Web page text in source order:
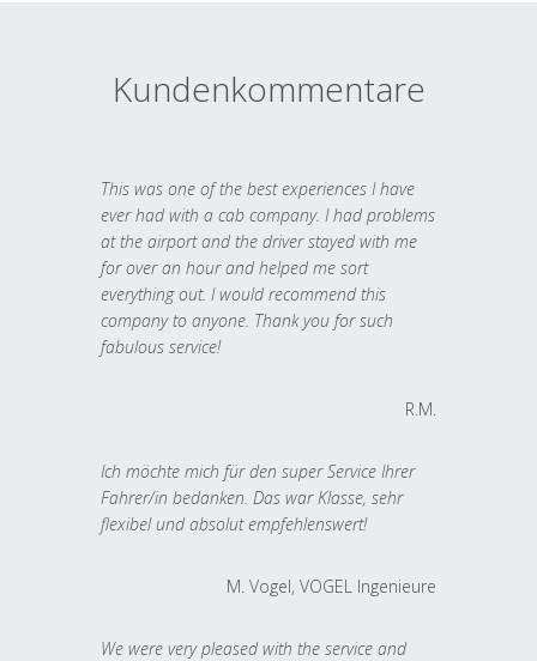
Kundenkommentare
This was one of the best experiences I have
ever had with a cab company. I had problems
at the airport and the driver stayed with me
for over an hour and helped me sort
everything out. I would recommend this
company to anyone. Thank you for such
fabulous service!
R.M.
Ich möchte mich für den super Service Ihrer
Fahrer/in bedanken. Das war Klasse, sehr
flexibel und absolut empfehlenswert!
M. Vogel, VOGEL Ingenieure
We were very pleased with the service and